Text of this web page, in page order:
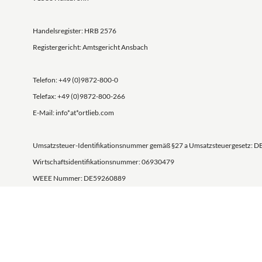
Handelsregister: HRB 2576
Registergericht: Amtsgericht Ansbach
Telefon: +49 (0)9872-800-0
Telefax: +49 (0)9872-800-266
E-Mail: info*at*ortlieb.com
Umsatzsteuer-Identifikationsnummer gemäß §27 a Umsatzsteuergesetz:
Wirtschaftsidentifikationsnummer: 06930479
WEEE Nummer: DE59260889